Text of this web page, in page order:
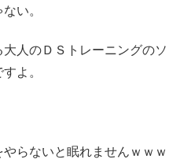
い。
人のＤＳトレーニングのソ
よ。
らないと眠れませんｗｗｗ